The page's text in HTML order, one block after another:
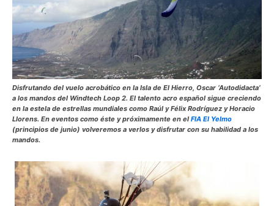
Disfrutando del vuelo acrobático en la Isla de El Hierro, Oscar ‘Autodidacta’
a los mandos del Windtech Loop 2. El talento acro español sigue creciendo
en la estela de estrellas mundiales como Raúl y Félix Rodríguez y Horacio
Llorens. En eventos como éste y próximamente en el FIA El Yelmo
(principios de junio) volveremos a verlos y disfrutar con su habilidad a los
mandos.